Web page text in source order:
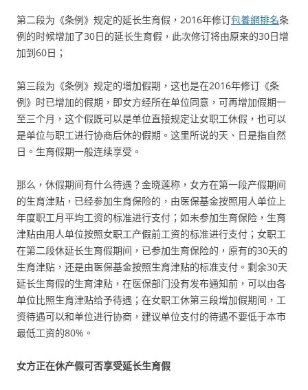
第二段为《条例》规定的延长生育假，2016年修订包養網排名条
例的时候增加了30日的延长生育假，此次修订将由原来的30日增
加到60日；
第三段为《条例》规定的增加假期，这也是在2016年修订《条
例》时已增加的假期，即女方经所在单位同意，可再增加假期一
至三个月，这个假既可以是单位直接规定让女职工休假，也可以
是单位与职工进行协商后休的假期。这里所说的天、日是指自然
日。生育假期一般连续享受。
那么，休假期间有什么待遇？金晓莲称，女方在第一段产假期间
的生育津贴，已经参加生育保险的，由医保基金按照用人单位上
年度职工月平均工资的标准进行支付；如未参加生育保险，生育
津贴由用人单位按照女职工产假前工资的标准进行支付；女职工
在第二段休延长生育假期间，已参加生育保险的，原有的30天的
生育津贴，还是由医保基金按照生育津贴的标准支付。剩余30天
延长生育假的生育津贴，在医保部门没有发布通知前，可以由各
单位比照生育津贴给予待遇；在女职工休第三段增加假期间，工
资待遇可以和单位进行协商，建议单位支付的待遇不要低于本市
最低工资的80%。
女方正在休产假可否享受延长生育假